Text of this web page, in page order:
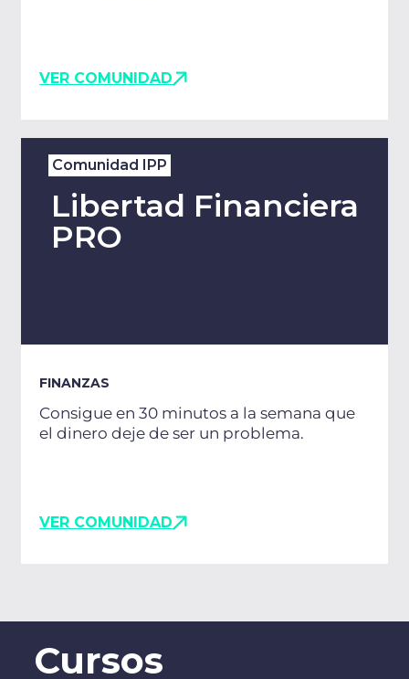
VER COMUNIDAD
Comunidad IPP
Libertad Financiera
PRO
FINANZAS
Consigue en 30 minutos a la semana que
el dinero deje de ser un problema.
VER COMUNIDAD
Cursos